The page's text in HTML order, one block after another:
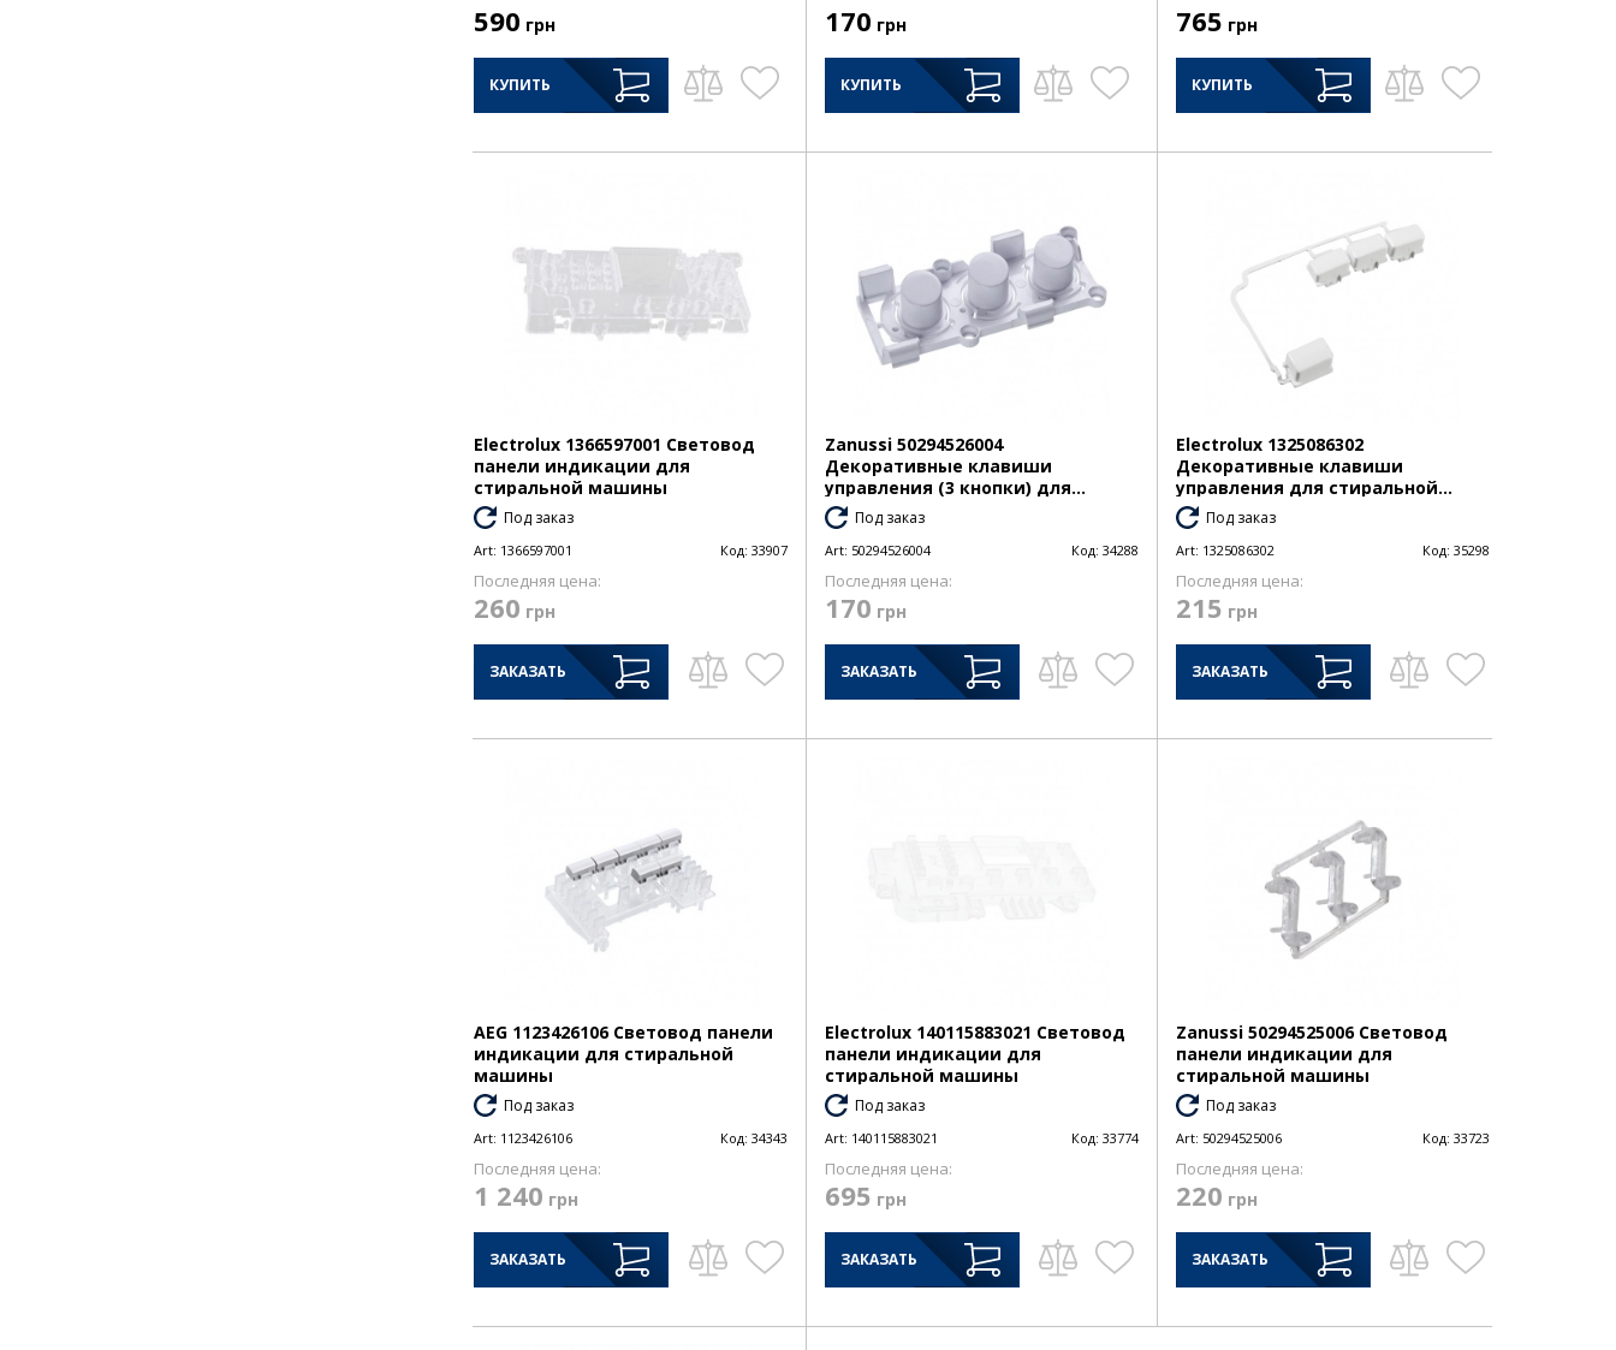
590 грн
КУПИТЬ
170 грн
КУПИТЬ
765 грн
КУПИТЬ
Electrolux 1366597001 Световод
панели индикации для
стиральной машины
Под заказ
Art: 1366597001 Код: 33907
Последняя цена:
260 грн
ЗАКАЗАТЬ
Zanussi 50294526004
Декоративные клавиши
управления (3 кнопки) для...
Под заказ
Art: 50294526004 Код: 34288
Последняя цена:
170 грн
ЗАКАЗАТЬ
Electrolux 1325086302
Декоративные клавиши
управления для стиральной...
Под заказ
Art: 1325086302 Код: 35298
Последняя цена:
215 грн
ЗАКАЗАТЬ
AEG 1123426106 Световод панели
индикации для стиральной
машины
Под заказ
Art: 1123426106 Код: 34343
Последняя цена:
1 240 грн
ЗАКАЗАТЬ
Electrolux 140115883021 Световод
панели индикации для
стиральной машины
Под заказ
Art: 140115883021 Код: 33774
Последняя цена:
695 грн
ЗАКАЗАТЬ
Zanussi 50294525006 Световод
панели индикации для
стиральной машины
Под заказ
Art: 50294525006 Код: 33723
Последняя цена:
220 грн
ЗАКАЗАТЬ